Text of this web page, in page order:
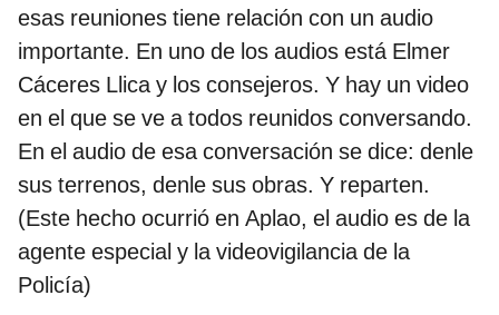
esas reuniones tiene relación con un audio
importante. En uno de los audios está Elmer
Cáceres Llica y los consejeros. Y hay un video
en el que se ve a todos reunidos conversando.
En el audio de esa conversación se dice: denle
sus terrenos, denle sus obras. Y reparten.
(Este hecho ocurrió en Aplao, el audio es de la
agente especial y la videovigilancia de la
Policía)